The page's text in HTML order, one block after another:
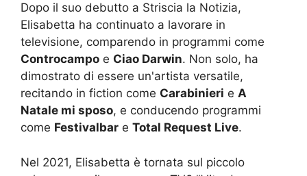
Dopo il suo debutto a Striscia la Notizia,
Elisabetta ha continuato a lavorare in
televisione, comparendo in programmi come
Controcampo e Ciao Darwin. Non solo, ha
dimostrato di essere un'artista versatile,
recitando in fiction come Carabinieri e A
Natale mi sposo, e conducendo programmi
come Festivalbar e Total Request Live.
Nel 2021, Elisabetta è tornata sul piccolo